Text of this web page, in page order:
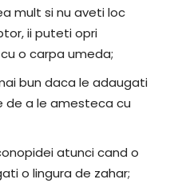
mult si nu aveti loc
ii puteti opri
o carpa umeda;
bun daca le adaugati
de a le amesteca cu
atunci cand o
o lingura de zahar;